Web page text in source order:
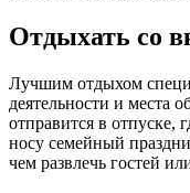
Отдыхать со
Лучшим отдыхом
деятельности и места
отправится в отпуске,
носу семейный
чем развлечь гостей